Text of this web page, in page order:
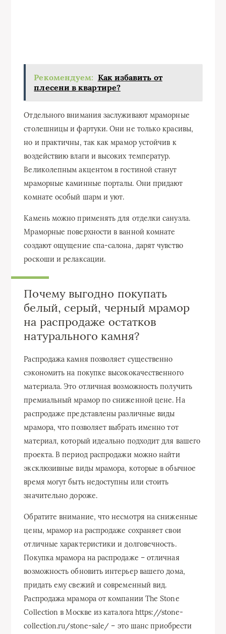
Рекомендуем: Как избавить от
плесени в квартире?
Отдельного внимания заслуживают мраморные
столешницы и фартуки. Они не только красивы,
но и практичны, так как мрамор устойчив к
воздействию влаги и высоких температур.
Великолепным акцентом в гостиной станут
мраморные каминные порталы. Они придают
комнате особый шарм и уют.
Камень можно применять для отделки санузла.
Мраморные поверхности в ванной комнате
создают ощущение спа-салона, дарят чувство
роскоши и релаксации.
Почему выгодно покупать
белый, серый, черный мрамор
на распродаже остатков
натурального камня?
Распродажа камня позволяет существенно
сэкономить на покупке высококачественного
материала. Это отличная возможность получить
премиальный мрамор по сниженной цене. На
распродаже представлены различные виды
мрамора, что позволяет выбрать именно тот
материал, который идеально подходит для вашего
проекта. В период распродажи можно найти
эксклюзивные виды мрамора, которые в обычное
время могут быть недоступны или стоить
значительно дороже.
Обратите внимание, что несмотря на сниженные
цены, мрамор на распродаже сохраняет свои
отличные характеристики и долговечность.
Покупка мрамора на распродаже – отличная
возможность обновить интерьер вашего дома,
придать ему свежий и современный вид.
Распродажа мрамора от компании The Stone
Collection в Москве из каталога https://stone-
collection.ru/stone-sale/ – это шанс приобрести